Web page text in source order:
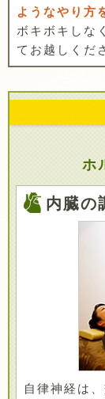
ようなやり方
ボキボキしな
てお越しくだ
ホ
内臓の
自律神経は